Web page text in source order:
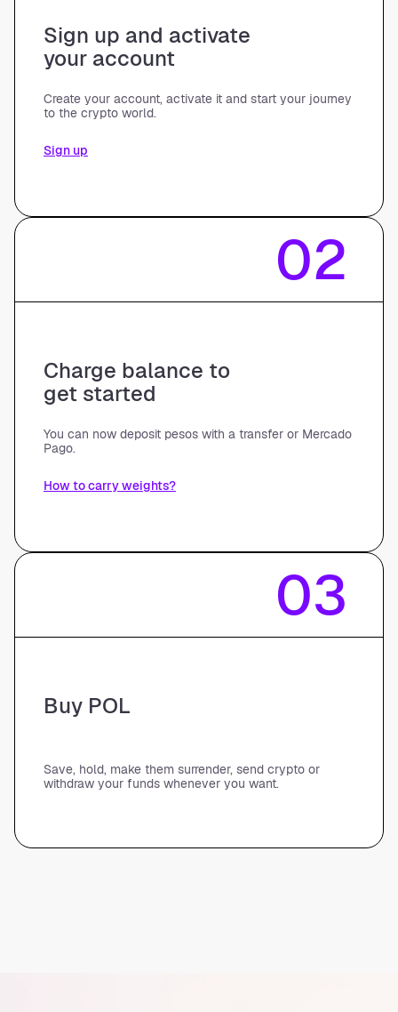
Sign up and activate
your account
Create your account, activate it and start your journey
to the crypto world.
Sign up
02
Charge balance to
get started
You can now deposit pesos with a transfer or Mercado
Pago.
How to carry weights?
03
Buy POL
Save, hold, make them surrender, send crypto or
withdraw your funds whenever you want.